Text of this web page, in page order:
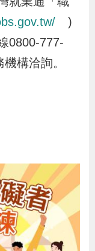
)
0800-777-
構洽詢。